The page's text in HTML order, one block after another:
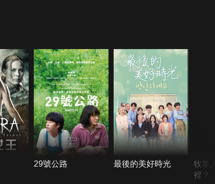
29號公路 最後的美好時光
牧羊
裡？